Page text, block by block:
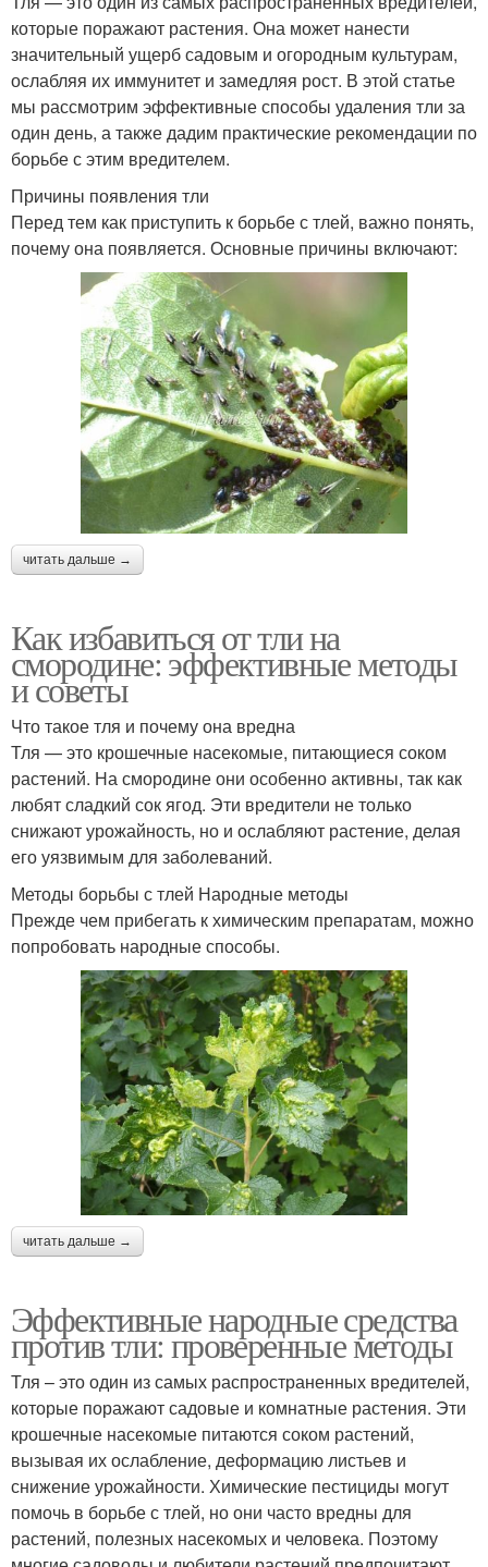
которые поражают растения. Она может нанести
значительный ущерб садовым и огородным культурам,
ослабляя их иммунитет и замедляя рост. В этой статье
мы рассмотрим эффективные способы удаления тли за
один день, а также дадим практические рекомендации по
борьбе с этим вредителем.
Причины появления тли
Перед тем как приступить к борьбе с тлей, важно понять,
почему она появляется. Основные причины включают:
читать дальше →
Как избавиться от тли на
смородине: эффективные методы
и советы
Что такое тля и почему она вредна
Тля — это крошечные насекомые, питающиеся соком
растений. На смородине они особенно активны, так как
любят сладкий сок ягод. Эти вредители не только
снижают урожайность, но и ослабляют растение, делая
его уязвимым для заболеваний.
Методы борьбы с тлей Народные методы
Прежде чем прибегать к химическим препаратам, можно
попробовать народные способы.
читать дальше →
Эффективные народные средства
против тли: проверенные методы
Тля – это один из самых распространенных вредителей,
которые поражают садовые и комнатные растения. Эти
крошечные насекомые питаются соком растений,
вызывая их ослабление, деформацию листьев и
снижение урожайности. Химические пестициды могут
помочь в борьбе с тлей, но они часто вредны для
растений, полезных насекомых и человека. Поэтому